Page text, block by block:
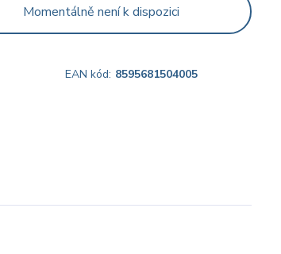
Momentálně není k dispozici
EAN kód: 8595681504005